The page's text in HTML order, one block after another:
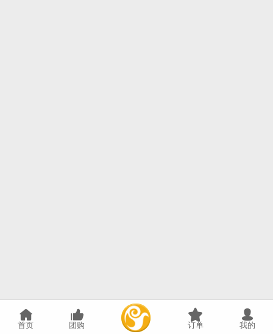
首页 团购 订单 我的